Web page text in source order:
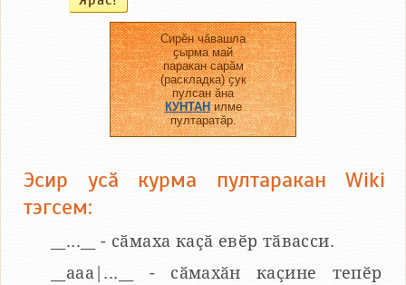
Сирӗн чӑвашла
ҫырма май
паракан сарӑм
(раскладка) ҫук
пулсан ӑна
КУНТАНилме
пултаратӑр.
Эсир усӑ курма пултаракан Wiki
тэгсем:
__...__ - сӑмаха каҫӑ евӗр тӑвасси.
__aaa|...__ - сӑмахӑн каҫине тепӗр